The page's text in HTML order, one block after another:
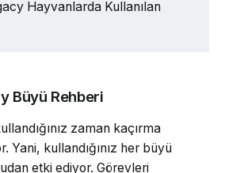
Hayvanlarda Kullanılan
Büyü Rehberi
zaman kaçırma
Yani, kullandığınız her büyü
etki ediyor. Görevleri